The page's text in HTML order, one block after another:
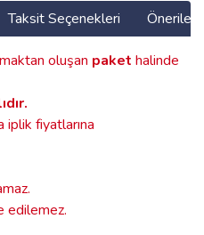
Taksit Seçenekleri
oluşan paket halinde
.
iplik fiyatlarına
edilemez.